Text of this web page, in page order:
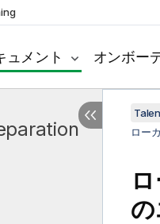
ュメント オンボー
ロー